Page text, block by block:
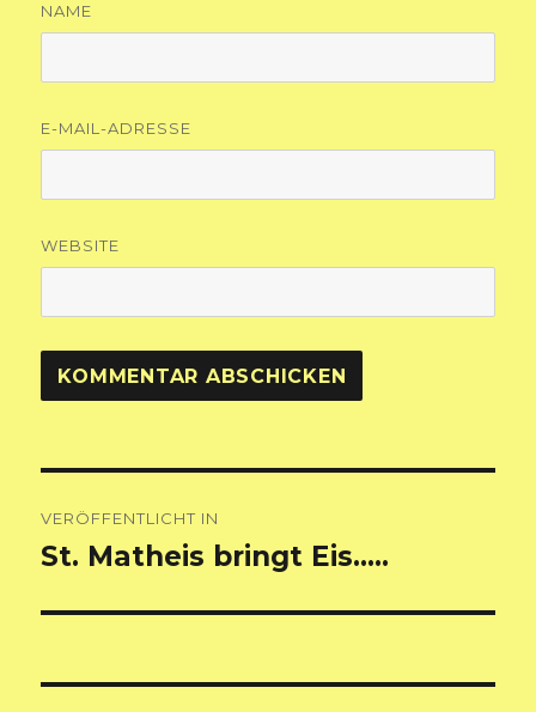
NAME
E-MAIL-ADRESSE
WEBSITE
VERÖFFENTLICHT IN
St. Matheis bringt Eis…..